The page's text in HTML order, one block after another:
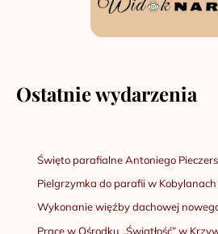
Ostatnie wydarzenia
Święto parafialne Antoniego
Pielgrzymka do parafii w Kobylanach
Wykonanie więźby dachowej
Prace w Ośrodku „Światłość” w